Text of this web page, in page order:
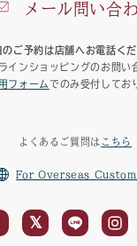
メール問い合
のご予約は店舗へお電話くだ
インショッピングのお問い
フォーム でのみ受付してお
よくあるご質問は こちら
For Overseas